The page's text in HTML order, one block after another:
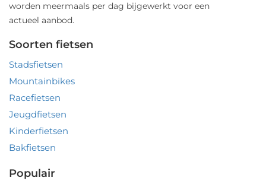
worden meermaals per dag bijgewerkt voor een
actueel aanbod.
Soorten fietsen
Stadsfietsen
Mountainbikes
Racefietsen
Jeugdfietsen
Kinderfietsen
Bakfietsen
Populair